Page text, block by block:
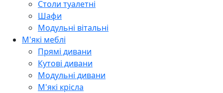
Столи туалетні
Шафи
Модульні вітальні
М'які меблі
Прямі дивани
Кутові дивани
Модульні дивани
М'які крісла